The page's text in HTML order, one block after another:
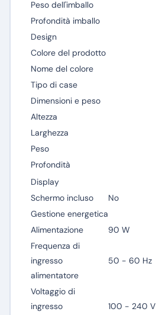
Peso dell'imballo
Profondità imballo
Design
Colore del prodotto
Nome del colore
Tipo di case
Dimensioni e peso
Altezza
Larghezza
Peso
Profondità
Display
Schermo incluso
No
Gestione energetica
Alimentazione
90 W
Frequenza di
ingresso
alimentatore
50 - 60 Hz
Voltaggio di
ingresso
100 - 240 V